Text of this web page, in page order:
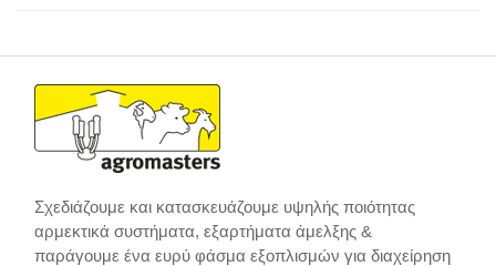
Σχεδιάζουμε και κατασκευάζουμε υψηλής ποιότητας
αρμεκτικά συστήματα, εξαρτήματα άμελξης &
παράγουμε ένα ευρύ φάσμα εξοπλισμών για διαχείρηση